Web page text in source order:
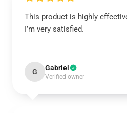
This product is highly
I’m very satisfied.
G Gabriel
Verified owner